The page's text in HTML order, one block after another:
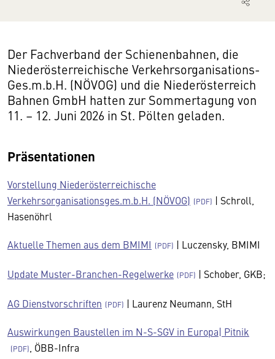
Der Fachverband der Schienenbahnen, die
Niederösterreichische Verkehrsorganisations-
Ges.m.b.H. (NÖVOG) und die Niederösterreich
Bahnen GmbH hatten zur Sommertagung von
11. – 12. Juni 2026 in St. Pölten geladen.
Präsentationen
Vorstellung Niederösterreichische
Verkehrsorganisationsges.m.b.H. (NÖVOG)
| Schroll,
Hasenöhrl
Aktuelle Themen aus dem BMIMI | Luczensky, BMIMI
Update Muster-Branchen-Regelwerke | Schober, GKB;
AG Dienstvorschriften | Laurenz Neumann, StH
Auswirkungen Baustellen im N-S-SGV in Europa| Pitnik
, ÖBB-Infra